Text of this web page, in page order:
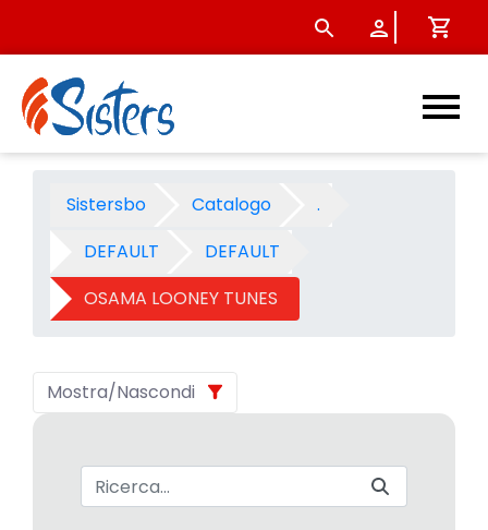
OSAMA LOONEY TUNES -
Sistersbo Catalogo
.
DEFAULT
DEFAULT
OSAMA LOONEY TUNES
Mostra/Nascondi
Barra di ricerca